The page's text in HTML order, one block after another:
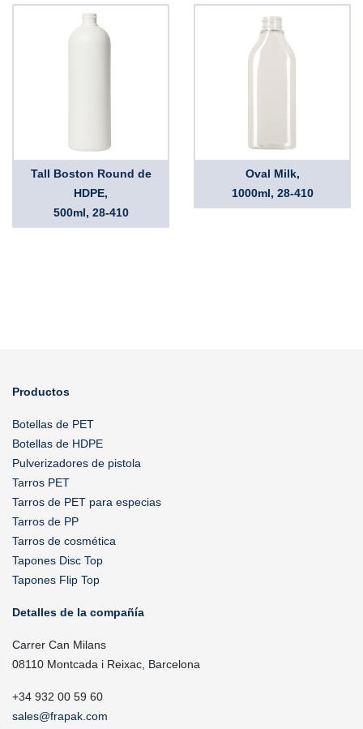
Tall Boston Round de
HDPE,
500ml, 28-410
Oval Milk,
1000ml, 28-410
Productos
Botellas de PET
Botellas de HDPE
Pulverizadores de pistola
Tarros PET
Tarros de PET para especias
Tarros de PP
Tarros de cosmética
Tapones Disc Top
Tapones Flip Top
Detalles de la compañía
Carrer Can Milans
08110 Montcada i Reixac, Barcelona
+34 932 00 59 60
sales@frapak.com